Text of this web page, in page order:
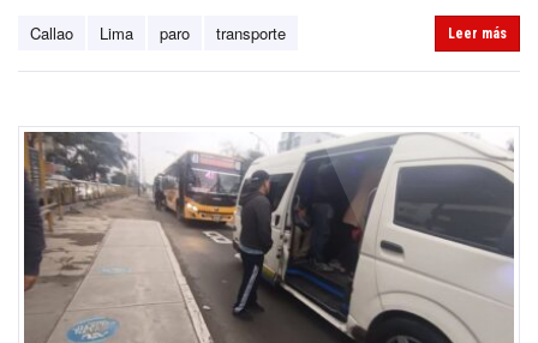
Callao Lima paro transporte Leer más